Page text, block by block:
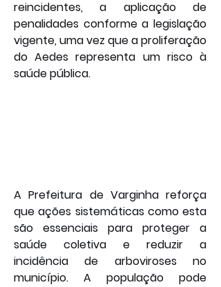
reincidentes, a aplicação de
penalidades conforme a legislação
vigente, uma vez que a proliferação
do Aedes representa um risco à
saúde pública.
A Prefeitura de Varginha reforça
que ações sistemáticas como esta
são essenciais para proteger a
saúde coletiva e reduzir a
incidência de arboviroses no
município. A população pode